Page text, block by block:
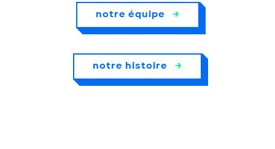
notre équipe →
notre histoire →